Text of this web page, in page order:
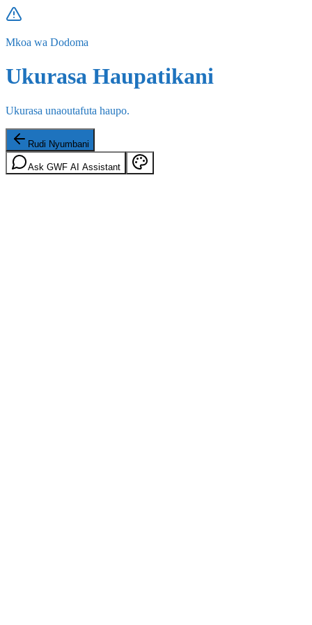
Mkoa wa Dodoma
Ukurasa Haupatikani
Ukurasa unaoutafuta haupo.
Rudi Nyumbani
Ask GWF AI Assistant